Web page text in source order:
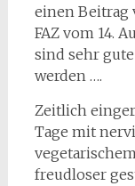
einen Beitrag
FAZ vom 14.
sind sehr
werden ….
Zeitlich
Tage mit
freudloser